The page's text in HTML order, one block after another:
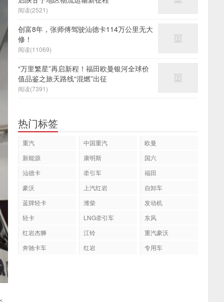
阅读(2521)
创富8年，张师傅驾驶汕德卡114万公里无大
修！
阅读(11069)
“万里繁星”再启新程！福田欧曼银河全球价
值品鉴之旅天路线“混燃”出征
阅读(7391)
热门标签
重汽 中国重汽
欧曼
新能源
康明斯
国六
汕德卡
牵引车
福田
豪沃
上汽红岩
自卸车
蓝牌轻卡
潍柴
发动机
轻卡
LNG牵引车
东风
红岩杰狮
江铃
重汽豪沃
奔驰卡车
红岩 专用车